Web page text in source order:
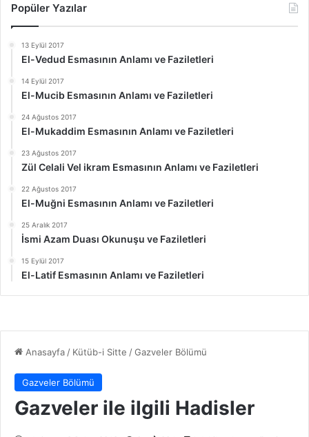
Popüler Yazılar
13 Eylül 2017
El-Vedud Esmasının Anlamı ve Faziletleri
14 Eylül 2017
El-Mucib Esmasının Anlamı ve Faziletleri
24 Ağustos 2017
El-Mukaddim Esmasının Anlamı ve Faziletleri
23 Ağustos 2017
Zül Celali Vel ikram Esmasının Anlamı ve Faziletleri
22 Ağustos 2017
El-Muğni Esmasının Anlamı ve Faziletleri
25 Aralık 2017
İsmi Azam Duası Okunuşu ve Faziletleri
15 Eylül 2017
El-Latif Esmasının Anlamı ve Faziletleri